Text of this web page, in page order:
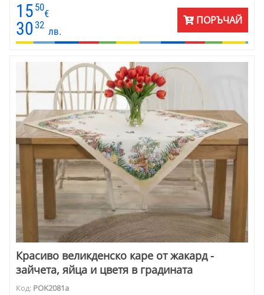
15 50
€
30 32
лв.
ПОРЪЧАЙ
Красиво великденско каре от жакард -
зайчета, яйца и цветя в градината
Код: POK2081a